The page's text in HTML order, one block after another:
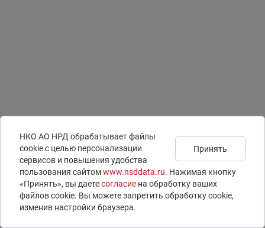
Принять
НКО АО НРД обрабатывает файлы
сookie с целью персонализации
сервисов и повышения удобства
пользования сайтомwww.nsddata.ru. Нажимая кнопку
«Принять», вы даетесогласие на обработку ваших
файлов cookie. Вы можете запретить обработку сookie,
изменив настройки браузера.
Документы
Юридическая информация
Контакты
Вопросы и ответы
Раскрытие информации
ISIN-коды
LEI-коды
E-voting – электронное голосование
Подписаться на